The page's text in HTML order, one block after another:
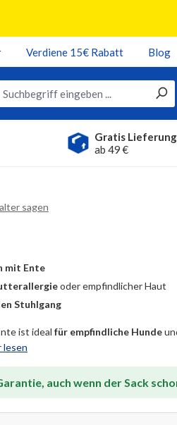
Verdiene 15€ Rabatt Blog
Gratis Lieferung
ab 49 €
sagen
mit Ente
oder empfindlicher Haut
Stuhlgang
ist ideal für empfindliche Hunde
lesen
auch wenn der Sack